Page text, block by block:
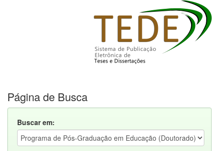
Página de Busca
Buscar em: